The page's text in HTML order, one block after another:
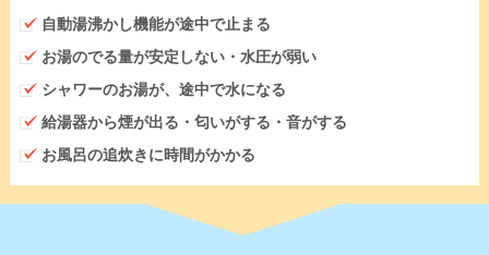
自動湯沸かし機能が途中で止まる
お湯のでる量が安定しない・水圧が弱い
シャワーのお湯が、途中で水になる
給湯器から煙が出る・匂いがする・音がする
お風呂の追炊きに時間がかかる